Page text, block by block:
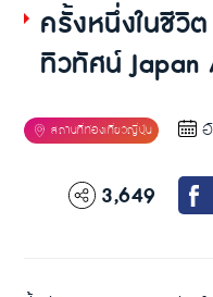
ครั้งหนึ่งในชีวิ
ทิวทัศน์ Japan
3,649